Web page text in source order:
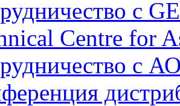
c
Centre for
с